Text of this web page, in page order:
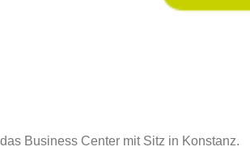
Business Center mit Sitz in Konstanz.